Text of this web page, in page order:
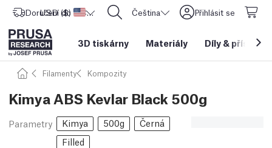
Doručení do Spojené státy americké
USD ($) CORE One L: Nyní skladem! Čeština Přihlásit se
3D tiskárny Materiály Díly &
Filamenty Kompozity
Kimya ABS Kevlar Black 500g
Parametry Kimya 500g
Černá
Filled